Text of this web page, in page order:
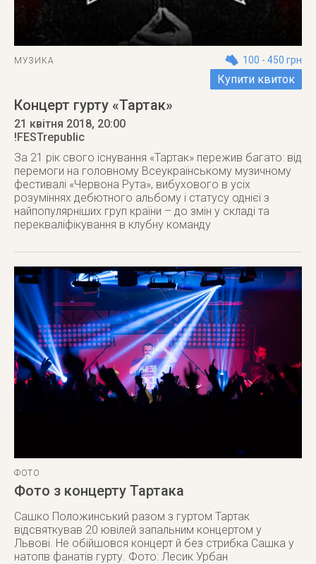
МУЗИКА 100 - 450 грн
Купити квиток
Концерт гурту «Тартак»
21 квітня 2018, 20:00
!FESTrepublic
За 21 рік свого існування «Тартак» пережив багато: від
перемоги на головному Всеукраїнському музичному
фестивалі «Червона Рута», вибухового в усіх
розуміннях дебютного альбому і статусу однієї з
найпопулярніших груп країни – до змін у складі та
перекваліфікування в клубну команду
ФОТО
Фото з концерту Тартака
Сашко Положинський разом з гуртом Тартак
відсвяткував 20 ювілей запальним концертом у
Львові. Не обійшовся концерт й без стрибка Сашка у
натопв фанатів гурту. Фото: Лесик Урбан